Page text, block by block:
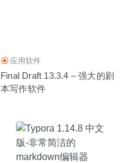
应用软件
Final Draft 13.3.4 – 强大的剧
本写作软件